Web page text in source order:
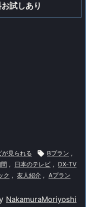
試しあり
が見られる  Bプラン ,
, 日本のテレビ , DX-TV
ク , 友人紹介 , Aプラン
NakamuraMoriyoshi